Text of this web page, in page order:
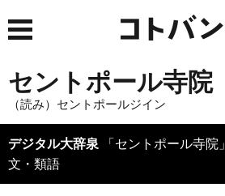
セントポール寺院
（読み）セントポールジイン
デジタル大辞泉 「セントポール寺院
文・類語